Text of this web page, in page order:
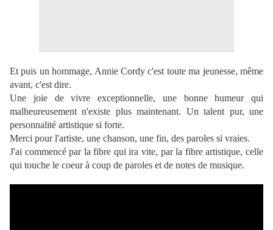
Et puis un hommage, Annie Cordy c'est toute ma jeunesse, même
avant, c'est dire.
Une joie de vivre exceptionnelle, une bonne humeur qui
malheureusement n'existe plus maintenant. Un talent pur, une
personnalité artistique si forte.
Merci pour l'artiste, une chanson, une fin, des paroles si vraies.
J'ai commencé par la fibre qui ira vite, par la fibre artistique, celle
qui touche le coeur à coup de paroles et de notes de musique.